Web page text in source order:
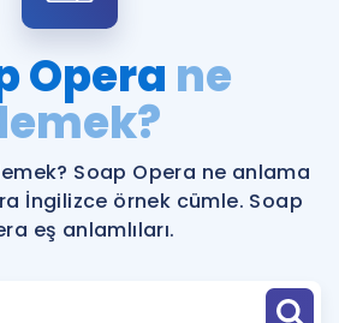
Hatırlamıyorum
bekliyor!
İngilizce Gramer
Opera ne
Soap Opera ne anlama
İngilizce örnek cümle. Soap
eş anlamlıları.